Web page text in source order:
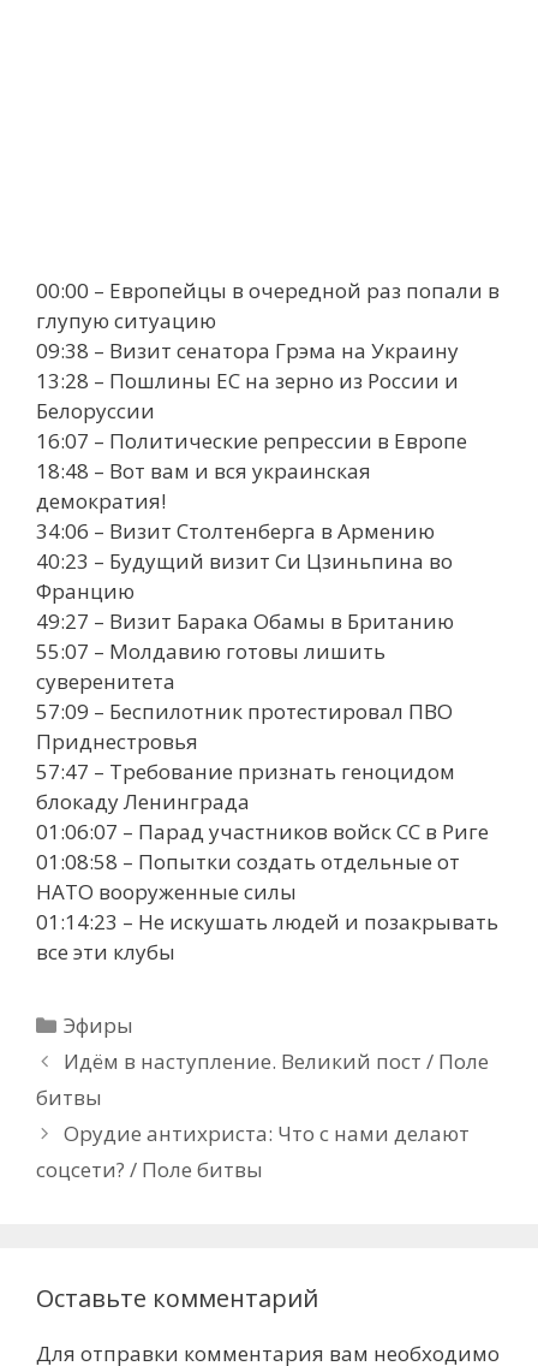
00:00 – Европейцы в очередной раз попали в
глупую ситуацию
09:38 – Визит сенатора Грэма на Украину
13:28 – Пошлины ЕС на зерно из России и
Белоруссии
16:07 – Политические репрессии в Европе
18:48 – Вот вам и вся украинская
демократия!
34:06 – Визит Столтенберга в Армению
40:23 – Будущий визит Си Цзиньпина во
Францию
49:27 – Визит Барака Обамы в Британию
55:07 – Молдавию готовы лишить
суверенитета
57:09 – Беспилотник протестировал ПВО
Приднестровья
57:47 – Требование признать геноцидом
блокаду Ленинграда
01:06:07 – Парад участников войск СС в Риге
01:08:58 – Попытки создать отдельные от
НАТО вооруженные силы
01:14:23 – Не искушать людей и позакрывать
все эти клубы
Рубрики
Эфиры
Идём в наступление. Великий пост / Поле
битвы
Орудие антихриста: Что с нами делают
соцсети? / Поле битвы
Оставьте комментарий
Для отправки комментария вам необходимо